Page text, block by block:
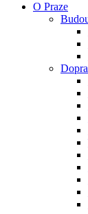
O Praze